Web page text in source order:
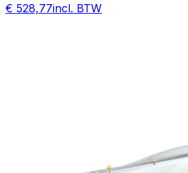
€ 528,77incl. BTW